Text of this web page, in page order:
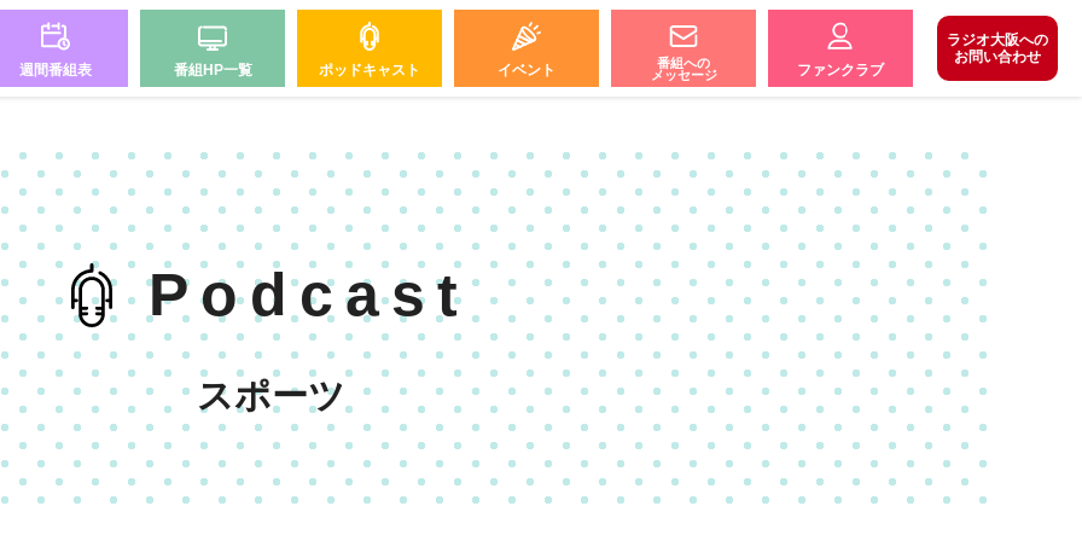
週間番組表 番組HP一覧 ポッドキャスト イベント
番組への
メッセージ
ファンクラブ
ラジオ大阪への
お問い合わせ
Podcast
スポーツ